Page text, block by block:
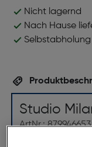
Nicht lagernd
Nach Hause
Selbstabholung
Studio
ArtNr.: 879946653